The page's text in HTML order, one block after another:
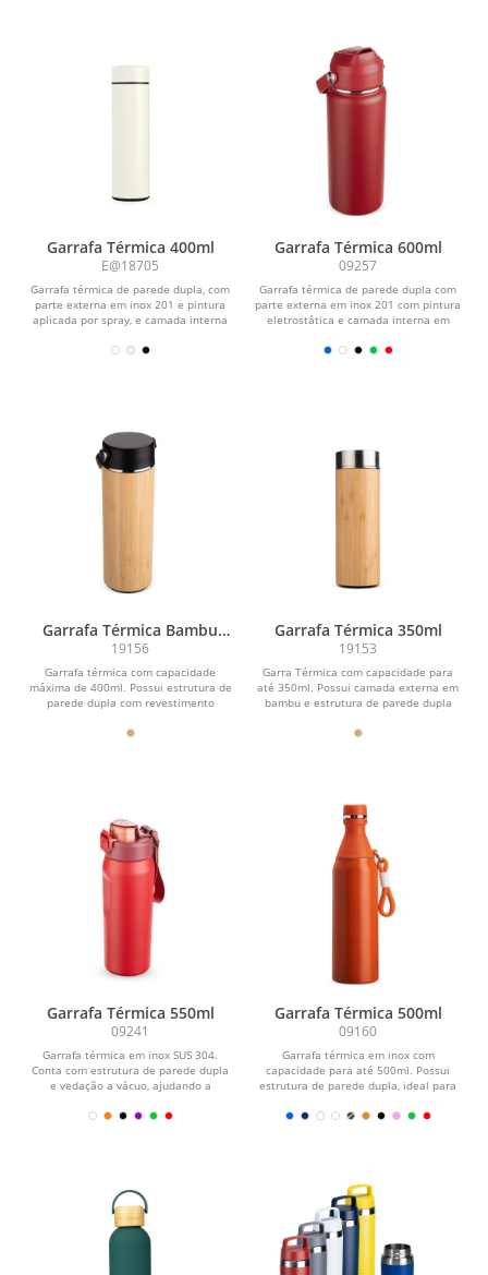
Garrafa Térmica 400ml
E@18705
Garrafa térmica de parede dupla, com
parte externa em inox 201 e pintura
aplicada por spray, e camada interna
Garrafa Térmica 600ml
09257
Garrafa térmica de parede dupla com
parte externa em inox 201 com pintura
eletrostática e camada interna em
Garrafa Térmica Bambu
400ml
19156
Garrafa térmica com capacidade
máxima de 400ml. Possui estrutura de
parede dupla com revestimento
Garrafa Térmica 350ml
19153
Garra Térmica com capacidade para
até 350ml. Possui camada externa em
bambu e estrutura de parede dupla
Garrafa Térmica 550ml
09241
Garrafa térmica em inox SUS 304.
Conta com estrutura de parede dupla
e vedação a vácuo, ajudando a
Garrafa Térmica 500ml
09160
Garrafa térmica em inox com
capacidade para até 500ml. Possui
estrutura de parede dupla, ideal para